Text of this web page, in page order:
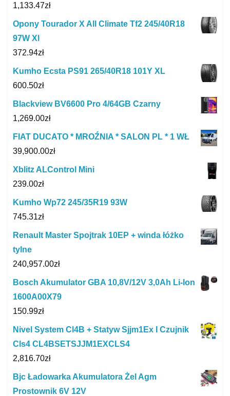
1,133.47zł
Opony Tourador X All Climate Tf2 245/40R18
97W Xl
372.94zł
Kumho Ecsta PS91 265/40R18 101Y XL
600.50zł
Blackview BV6600 Pro 4/64GB Czarny
1,269.00zł
FIAT DUCATO * MROŹNIA * SALON PL * 1 WŁ
39,900.00zł
Xblitz ALControl Mini
239.00zł
Kumho Wp72 245/35R19 93W
745.31zł
Renault Master Spojtrak 10EP + winda łóżko
tylne
240,957.00zł
Bosch Akumulator GBA 10,8V/12V 3,0Ah Li-Ion
1600A00X79
150.99zł
Nivel System Cl4B + Statyw Sjjm1Ex I Czujnik
Cls4 CL4BSETSJJM1EXCLS4
2,816.70zł
Bjc Ładowarka Akumulatora Żel Agm
Prostownik 6V 12V